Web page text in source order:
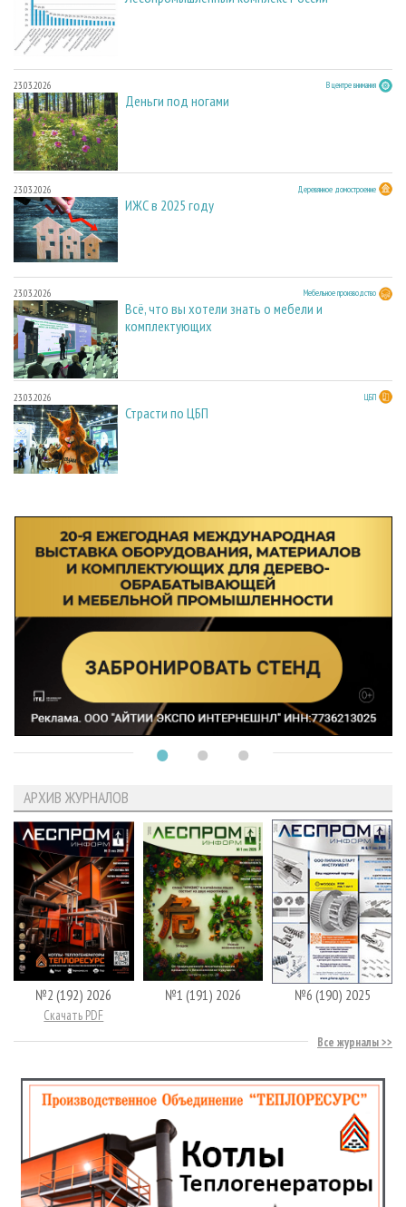
23.03.2026 В центре внимания
Деньги под ногами
23.03.2026 Деревянное домостроение
ИЖС в 2025 году
23.03.2026 Мебельное производство
Всё, что вы хотели знать о мебели и
комплектующих
23.03.2026 ЦБП
Страсти по ЦБП
АРХИВ ЖУРНАЛОВ
№2 (192) 2026
Скачать PDF
№1 (191) 2026 №6 (190) 2025
Все журналы